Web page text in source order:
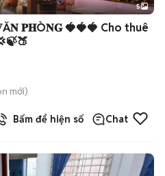
5
🍓🍓🍓 Cho thuê
💢🍃🍑
mới)
Bấm để hiện số Chat